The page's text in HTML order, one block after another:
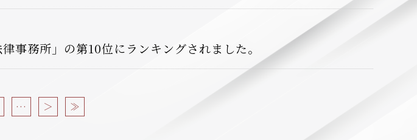
事務所」の第10位にランキングされました。
… ＞ ≫